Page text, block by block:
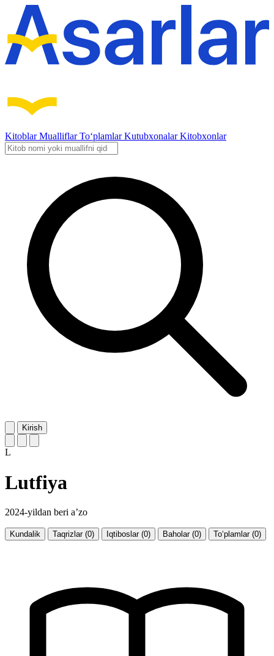
KitoblarMualliflarTo‘plamlarKutubxonalarKitobxonlar
Kirish
L
Lutfiya
2024-yildan beri a’zo
Kundalik Taqrizlar (0) Iqtiboslar (0) Baholar (0) To‘plamlar (0)